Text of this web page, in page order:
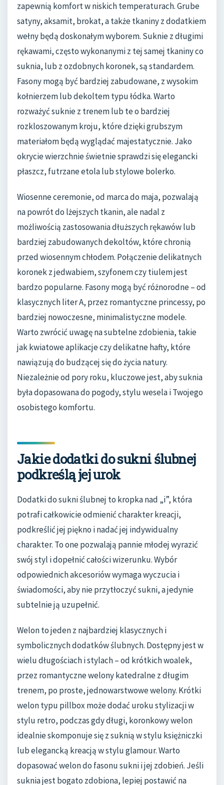
zapewnią komfort w niskich temperaturach. Grube
satyny, aksamit, brokat, a także tkaniny z dodatkiem
wełny będą doskonałym wyborem. Suknie z długimi
rękawami, często wykonanymi z tej samej tkaniny co
suknia, lub z ozdobnych koronek, są standardem.
Fasony mogą być bardziej zabudowane, z wysokim
kołnierzem lub dekoltem typu łódka. Warto
rozważyć suknie z trenem lub te o bardziej
rozkloszowanym kroju, które dzięki grubszym
materiałom będą wyglądać majestatycznie. Jako
okrycie wierzchnie świetnie sprawdzi się elegancki
płaszcz, futrzane etola lub stylowe bolerko.
Wiosenne ceremonie, od marca do maja, pozwalają
na powrót do lżejszych tkanin, ale nadal z
możliwością zastosowania dłuższych rękawów lub
bardziej zabudowanych dekoltów, które chronią
przed wiosennym chłodem. Połączenie delikatnych
koronek z jedwabiem, szyfonem czy tiulem jest
bardzo popularne. Fasony mogą być różnorodne – od
klasycznych liter A, przez romantyczne princessy, po
bardziej nowoczesne, minimalistyczne modele.
Warto zwrócić uwagę na subtelne zdobienia, takie
jak kwiatowe aplikacje czy delikatne hafty, które
nawiązują do budzącej się do życia natury.
Niezależnie od pory roku, kluczowe jest, aby suknia
była dopasowana do pogody, stylu wesela i Twojego
osobistego komfortu.
Jakie dodatki do sukni ślubnej
podkreślą jej urok
Dodatki do sukni ślubnej to kropka nad „i”, która
potrafi całkowicie odmienić charakter kreacji,
podkreślić jej piękno i nadać jej indywidualny
charakter. To one pozwalają pannie młodej wyrazić
swój styl i dopełnić całości wizerunku. Wybór
odpowiednich akcesoriów wymaga wyczucia i
świadomości, aby nie przytłoczyć sukni, a jedynie
subtelnie ją uzupełnić.
Welon to jeden z najbardziej klasycznych i
symbolicznych dodatków ślubnych. Dostępny jest w
wielu długościach i stylach – od krótkich woalek,
przez romantyczne welony katedralne z długim
trenem, po proste, jednowarstwowe welony. Krótki
welon typu pillbox może dodać uroku stylizacji w
stylu retro, podczas gdy długi, koronkowy welon
idealnie skomponuje się z suknią w stylu księżniczki
lub elegancką kreacją w stylu glamour. Warto
dopasować welon do fasonu sukni i jej zdobień. Jeśli
suknia jest bogato zdobiona, lepiej postawić na